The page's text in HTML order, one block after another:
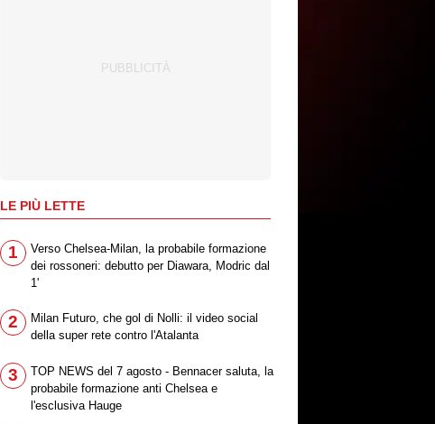
LE PIÙ LETTE
1
Verso Chelsea-Milan, la probabile formazione
dei rossoneri: debutto per Diawara, Modric dal
1'
2
Milan Futuro, che gol di Nolli: il video social
della super rete contro l'Atalanta
3
TOP NEWS del 7 agosto - Bennacer saluta, la
probabile formazione anti Chelsea e
l'esclusiva Hauge